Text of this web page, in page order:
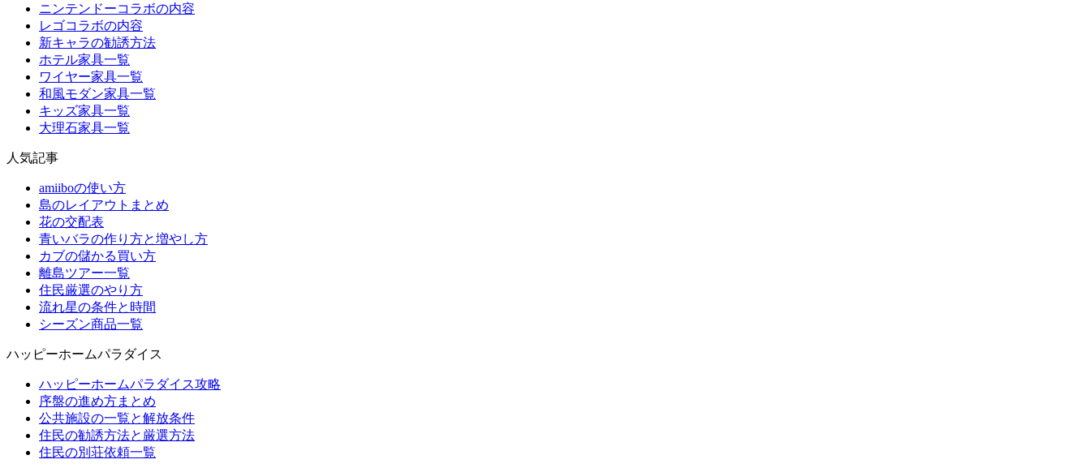
ニンテンドーコラボの内容
レゴコラボの内容
新キャラの勧誘方法
ホテル家具一覧
ワイヤー家具一覧
和風モダン家具一覧
キッズ家具一覧
大理石家具一覧
人気記事
amiiboの使い方
島のレイアウトまとめ
花の交配表
青いバラの作り方と増やし方
カブの儲かる買い方
離島ツアー一覧
住民厳選のやり方
流れ星の条件と時間
シーズン商品一覧
ハッピーホームパラダイス
ハッピーホームパラダイス攻略
序盤の進め方まとめ
公共施設の一覧と解放条件
住民の勧誘方法と厳選方法
住民の別荘依頼一覧